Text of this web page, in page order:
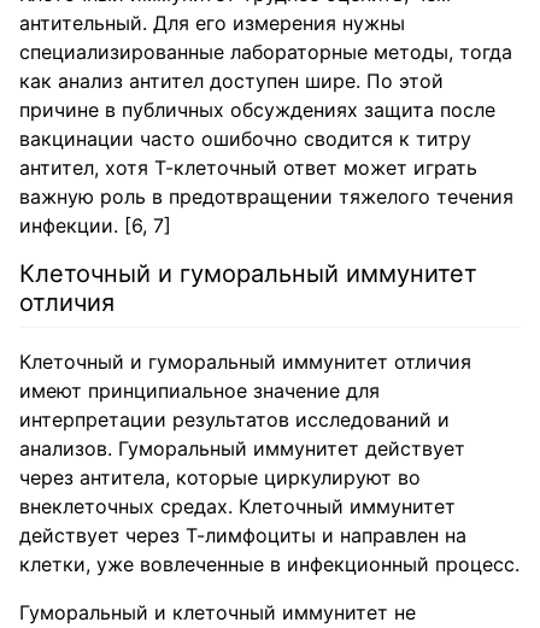
антительный. Для его измерения нужны
специализированные лабораторные методы, тогда
как анализ антител доступен шире. По этой
причине в публичных обсуждениях защита после
вакцинации часто ошибочно сводится к титру
антител, хотя Т-клеточный ответ может играть
важную роль в предотвращении тяжелого течения
инфекции. [6, 7]
Клеточный и гуморальный иммунитет
отличия
Клеточный и гуморальный иммунитет отличия
имеют принципиальное значение для
интерпретации результатов исследований и
анализов. Гуморальный иммунитет действует
через антитела, которые циркулируют во
внеклеточных средах. Клеточный иммунитет
действует через Т-лимфоциты и направлен на
клетки, уже вовлеченные в инфекционный процесс.
Гуморальный и клеточный иммунитет не